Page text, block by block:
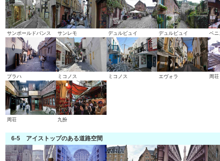
サンポールドバンス サンレモ デュルビュイ デュルビュイ ベニ
プラハ ミコノス ミコノス エヴォラ 周荘
周荘 九扮
6-5 アイストップのある道路空間